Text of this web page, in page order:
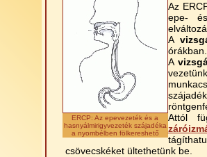
ERCP: Az epevezeték és a
hasnyálmirigyvezeték szájadéka
a nyombélben fölkereshető
Az
epe-
A
órákban.
A
Attól
csövecskéket ültethetünk be.